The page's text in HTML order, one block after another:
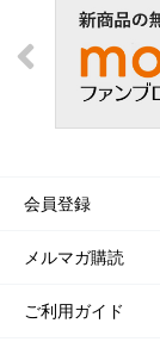
会員登録
メルマガ購読
ご利用ガイド